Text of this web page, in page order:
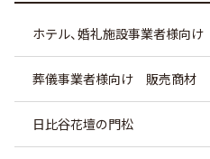
ホテル、婚礼施設事業者様向
葬儀事業者様向け 販売商材
日比谷花壇の門松